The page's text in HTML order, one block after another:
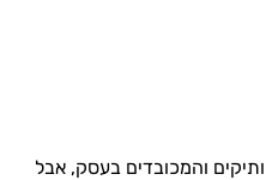
והמכובדים בעסק, אבל